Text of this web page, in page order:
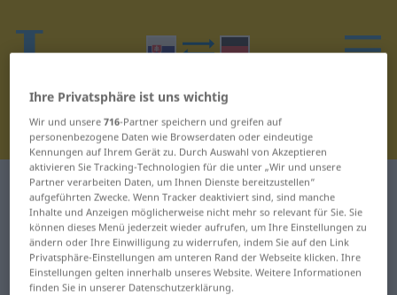
Slowakisch-Deutsch Wörterbuch B 21
Wörter auf Slowakisch, die mit B
beginnen – bývalý ... bľačať
Ihre Privatsphäre ist uns wichtig
Wir und unsere716-Partner speichern und greifen auf
personenbezogene Daten wie Browserdaten oder eindeutige
Kennungen auf Ihrem Gerät zu. Durch Auswahl von Akzeptieren
aktivieren Sie Tracking-Technologien für die unter „Wir und unsere
Partner verarbeiten Daten, um Ihnen Dienste bereitzustellen“
aufgeführten Zwecke. Wenn Tracker deaktiviert sind, sind manche
Inhalte und Anzeigen möglicherweise nicht mehr so relevant für Sie. Sie
können dieses Menü jederzeit wieder aufrufen, um Ihre Einstellungen zu
ändern oder Ihre Einwilligung zu widerrufen, indem Sie auf den Link
Privatsphäre-Einstellungen am unteren Rand der Webseite klicken. Ihre
Einstellungen gelten innerhalb unseres Website. Weitere Informationen
finden Sie in unserer Datenschutzerklärung.